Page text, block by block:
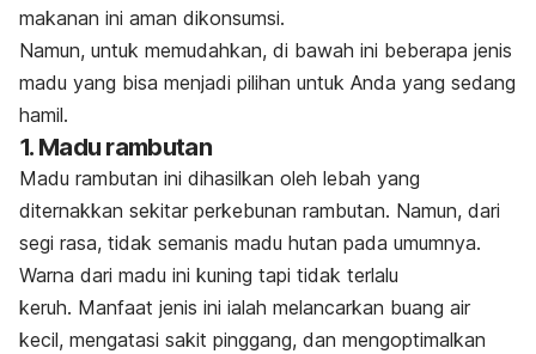
makanan ini aman dikonsumsi.
Namun, untuk memudahkan, di bawah ini beberapa jenis
madu yang bisa menjadi pilihan untuk Anda yang sedang
hamil.
1. Madu rambutan
Madu rambutan ini dihasilkan oleh lebah yang
diternakkan sekitar perkebunan rambutan. Namun, dari
segi rasa, tidak semanis madu hutan pada umumnya.
Warna dari madu ini kuning tapi tidak terlalu
keruh. Manfaat jenis ini ialah melancarkan buang air
kecil, mengatasi sakit pinggang, dan mengoptimalkan